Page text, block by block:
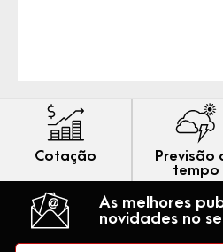
Cotação
Previsão
tempo
As melhores
novidades no